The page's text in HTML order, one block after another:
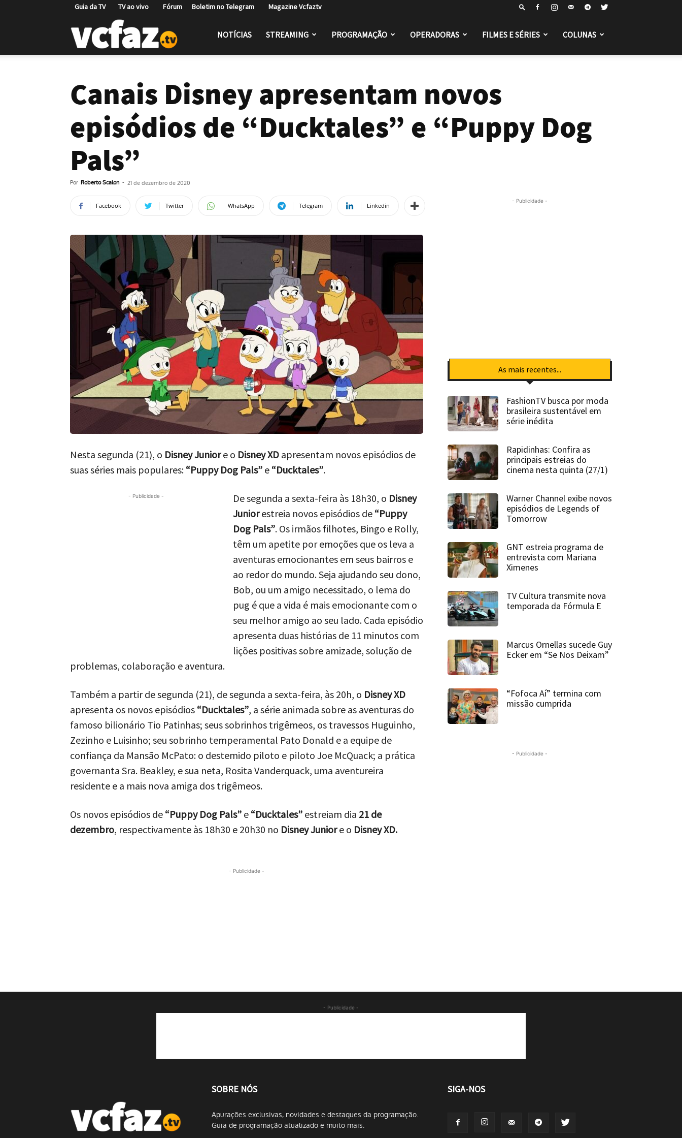
Guia da TV TV ao vivo Fórum Boletim no Telegram Magazine Vcfaztv
NOTÍCIAS STREAMING PROGRAMAÇÃO OPERADORAS FILMES E SÉRIES COLUNAS
Canais Disney apresentam novos
episódios de “Ducktales” e “Puppy Dog
Pals”
Por Roberto Scalon - 21 de dezembro de 2020
Facebook Twitter WhatsApp Telegram Linkedin
Nesta segunda (21), o Disney Juniore o Disney XD apresentam novos episódios de
suas séries mais populares: “Puppy Dog Pals” e “Ducktales”.
- Publicidade - De segunda a sexta-feira às 18h30, o Disney
Juniorestreia novos episódios de “Puppy
Dog Pals”. Os irmãos filhotes, Bingo e Rolly,
têm um apetite por emoções que os leva a
aventuras emocionantes em seus bairros e
ao redor do mundo. Seja ajudando seu dono,
Bob, ou um amigo necessitado, o lema do
pug é que a vida é mais emocionante com o
seu melhor amigo ao seu lado. Cada episódio
apresenta duas histórias de 11 minutos com
lições positivas sobre amizade, solução de
problemas, colaboração e aventura.
Também a partir de segunda (21), de segunda a sexta-feira, às 20h, o Disney XD
apresenta os novos episódios “Ducktales”, a série animada sobre as aventuras do
famoso bilionário Tio Patinhas; seus sobrinhos trigêmeos, os travessos Huguinho,
Zezinho e Luisinho; seu sobrinho temperamental Pato Donald e a equipe de
confiança da Mansão McPato: o destemido piloto e piloto Joe McQuack; a prática
governanta Sra. Beakley, e sua neta, Rosita Vanderquack, uma aventureira
residente e a mais nova amiga dos trigêmeos.
Os novos episódios de “Puppy Dog Pals” e “Ducktales” estreiam dia 21 de
dezembro, respectivamente às 18h30 e 20h30 no Disney Juniore o Disney XD.
- Publicidade -
- Publicidade -
As mais recentes...
FashionTV busca por moda
brasileira sustentável em
série inédita
Rapidinhas: Confira as
principais estreias do
cinema nesta quinta (27/1)
Warner Channel exibe novos
episódios de Legends of
Tomorrow
GNT estreia programa de
entrevista com Mariana
Ximenes
TV Cultura transmite nova
temporada da Fórmula E
Marcus Ornellas sucede Guy
Ecker em “Se Nos Deixam”
“Fofoca Aí” termina com
missão cumprida
- Publicidade -
- Publicidade -
SOBRE NÓS
Apurações exclusivas, novidades e destaques da programação.
Guia de programação atualizado e muito mais.
SIGA-NOS